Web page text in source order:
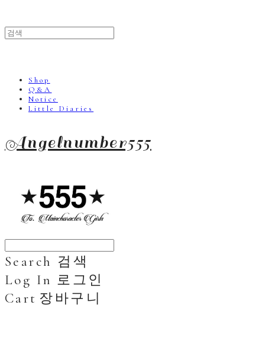
Shop
Q&A
Notice
Little Diaries
Angelnumber555
Search 검색
Log In 로그인
Cart 장바구니